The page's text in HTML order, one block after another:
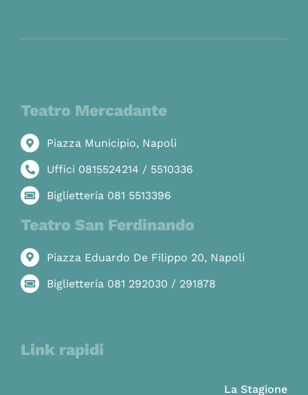
Teatro Mercadante
Piazza Municipio, Napoli
Uffici 0815524214 / 5510336
Biglietteria 081 5513396
Teatro San Ferdinando
Piazza Eduardo De Filippo 20, Napoli
Biglietteria 081 292030 / 291878
Link rapidi
La Stagione